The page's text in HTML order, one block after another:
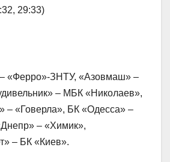
29:33)
«Ферро»-ЗНТУ, «Азовмаш» –
– МБК «Николаев»,
– «Говерла», БК «Одесса» –
– «Химик»,
– БК «Киев».